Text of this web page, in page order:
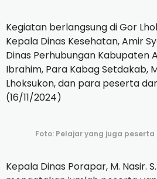
Kegiatan berlangsung di Gor
Kepala Dinas Kesehatan, Amir
Dinas Perhubungan Kabupaten
Ibrahim, Para Kabag Setdakab,
Lhoksukon, dan para peserta
(16/11/2024)
Foto: Pelajar yang juga
Kepala Dinas Porapar, M. Nasir.